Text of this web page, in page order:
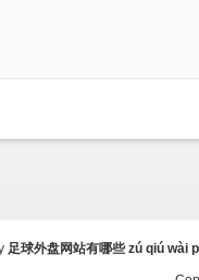
足球外盘网站有哪些 zú qiú wài